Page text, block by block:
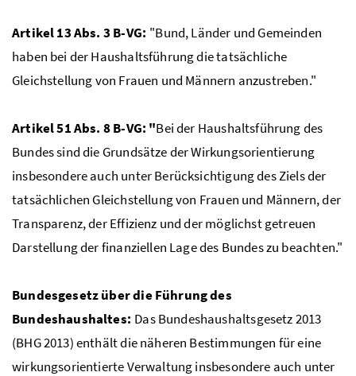
Artikel 13 Abs. 3 B-VG: "Bund, Länder und Gemeinden
haben bei der Haushaltsführung die tatsächliche
Gleichstellung von Frauen und Männern anzustreben."
Artikel 51 Abs. 8 B-VG: "Bei der Haushaltsführung des
Bundes sind die Grundsätze der Wirkungsorientierung
insbesondere auch unter Berücksichtigung des Ziels der
tatsächlichen Gleichstellung von Frauen und Männern, der
Transparenz, der Effizienz und der möglichst getreuen
Darstellung der finanziellen Lage des Bundes zu beachten."
Bundesgesetz über die Führung des
Bundeshaushaltes: Das Bundeshaushaltsgesetz 2013
(BHG 2013) enthält die näheren Bestimmungen für eine
wirkungsorientierte Verwaltung insbesondere auch unter